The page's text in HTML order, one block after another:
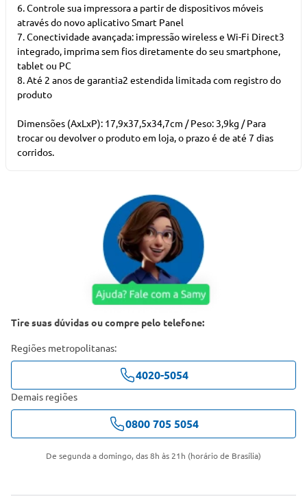
6. Controle sua impressora a partir de dispositivos móveis
através do novo aplicativo Smart Panel
7. Conectividade avançada: impressão wireless e Wi-Fi Direct3
integrado, imprima sem fios diretamente do seu smartphone,
tablet ou PC
8. Até 2 anos de garantia2 estendida limitada com registro do
produto
Dimensões (AxLxP): 17,9x37,5x34,7cm / Peso: 3,9kg / Para
trocar ou devolver o produto em loja, o prazo é de até 7 dias
corridos.
Tire suas dúvidas ou compre pelo telefone:
Regiões metropolitanas:
4020-5054
Demais regiões
0800 705 5054
De segunda a domingo, das 8h às 21h (horário de Brasília)